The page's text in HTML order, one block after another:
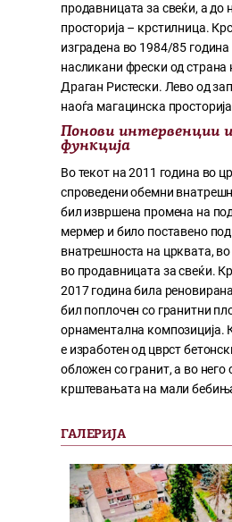
продавницата за свеќи, а до
просторија – крстилница.
изградена во 1984/85 година
насликани фрески од страна
Драган Ристески. Лево од
наоѓа магацинска
Понови интервенции
функција
Во текот на 2011 година во
спроведени обемни
бил извршенa промена на
мермер и било поставено
внатрешноста на црквата,
во продавницата за свеќи.
2017 година била
бил поплочен со гранитни
орнаментална композиција.
е изработен од цврст
обложен со гранит, а во него
крштевањата на мали